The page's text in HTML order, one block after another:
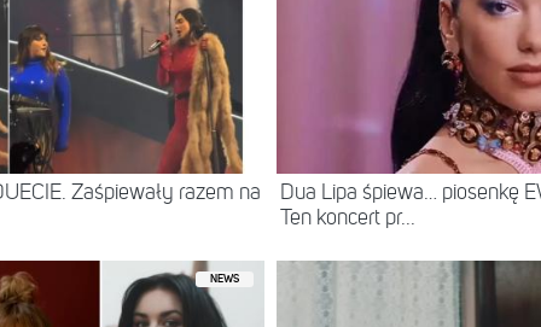
Zaśpiewały razem na
Dua Lipa śpiewa… piosenkę
Ten koncert pr...
NEWS